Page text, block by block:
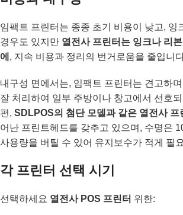
임팩트 프린터는 종종 초기 비용이 낮고, 잉
경우도 있지만 열전사 프린터는 잉크나 리
에 , 지속 비용과 정리의 번거로움을 줄입니
내구성 면에서는, 임팩트 프린터는 견고하
잘 처리하여 일부 주방이나 창고에서 선호
편, SDLPOS의 첨단 모델과 같은 열전사 프
어난 프린트헤드를 갖추고 있으며, 수명은
사용량을 버틸 수 있어 유지보수가 적게 필
각 프린터 선택 시기
선택하세요 열전사 POS 프린터 위한: